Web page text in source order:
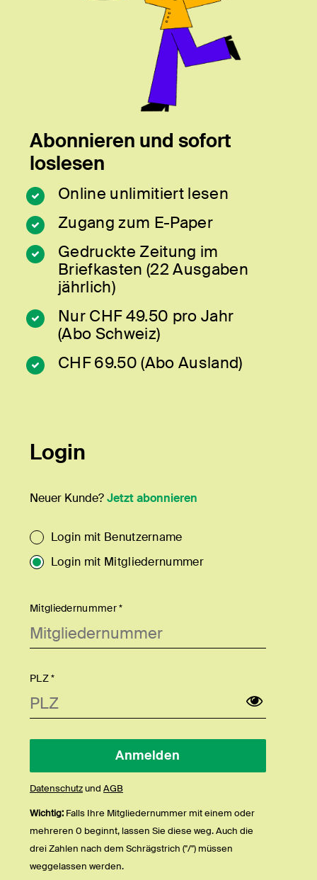
Abonnieren und sofort
loslesen
Online unlimitiert lesen
Zugang zum E-Paper
Gedruckte Zeitung im
Briefkasten (22 Ausgaben
jährlich)
Nur CHF 49.50 pro Jahr
(Abo Schweiz)
CHF 69.50 (Abo Ausland)
Login
Neuer Kunde?Jetzt abonnieren
Login mit Benutzername
Login mit Mitgliedernummer
Mitgliedernummer *
PLZ *
Datenschutzund AGB
Wichtig: Falls Ihre Mitgliedernummer mit einem oder
mehreren 0 beginnt, lassen Sie diese weg. Auch die
drei Zahlen nach dem Schrägstrich ("/") müssen
weggelassen werden.